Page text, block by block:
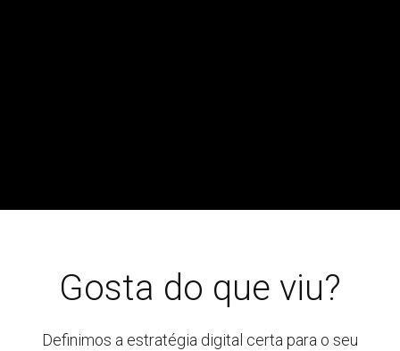
Gosta do que viu?
Definimos a estratégia digital certa para o seu